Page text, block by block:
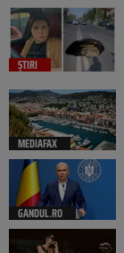
ȘTIRI
MEDIAFAX
GANDUL.RO